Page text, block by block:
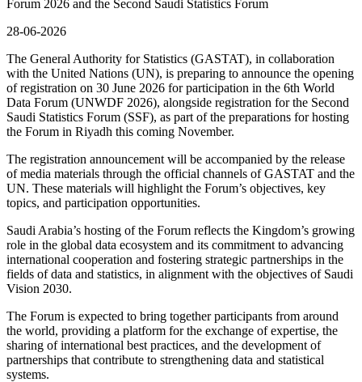
Forum 2026 and the Second Saudi Statistics Forum
28-06-2026
The General Authority for Statistics (GASTAT), in collaboration
with the United Nations (UN), is preparing to announce the opening
of registration on 30 June 2026 for participation in the 6th World
Data Forum (UNWDF 2026), alongside registration for the Second
Saudi Statistics Forum (SSF), as part of the preparations for hosting
the Forum in Riyadh this coming November.
The registration announcement will be accompanied by the release
of media materials through the official channels of GASTAT and the
UN. These materials will highlight the Forum’s objectives, key
topics, and participation opportunities.
Saudi Arabia’s hosting of the Forum reflects the Kingdom’s growing
role in the global data ecosystem and its commitment to advancing
international cooperation and fostering strategic partnerships in the
fields of data and statistics, in alignment with the objectives of Saudi
Vision 2030.
The Forum is expected to bring together participants from around
the world, providing a platform for the exchange of expertise, the
sharing of international best practices, and the development of
partnerships that contribute to strengthening data and statistical
systems.